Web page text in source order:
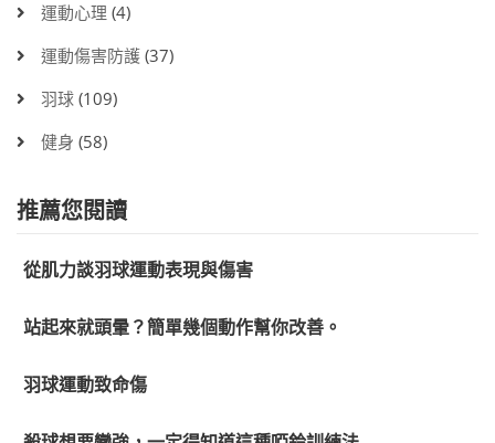
運動心理 (4)
運動傷害防護 (37)
羽球 (109)
健身 (58)
推薦您閱讀
從肌力談羽球運動表現與傷害
站起來就頭暈？簡單幾個動作幫你改善。
羽球運動致命傷